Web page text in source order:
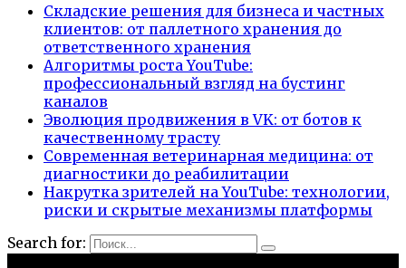
Складские решения для бизнеса и частных
клиентов: от паллетного хранения до
ответственного хранения
Алгоритмы роста YouTube:
профессиональный взгляд на бустинг
каналов
Эволюция продвижения в VK: от ботов к
качественному трасту
Современная ветеринарная медицина: от
диагностики до реабилитации
Накрутка зрителей на YouTube: технологии,
риски и скрытые механизмы платформы
Search for: